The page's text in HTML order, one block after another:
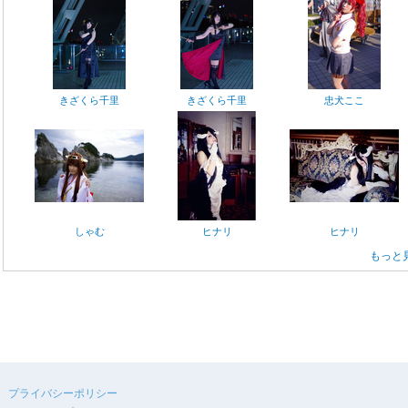
きざくら千里 きざくら千里 忠犬ここ
しゃむ ヒナリ ヒナリ
もっと
プライバシーポリシー